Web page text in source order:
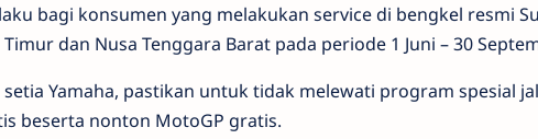
bagi konsumen yang melakukan service di bengkel resmi
dan Nusa Tenggara Barat pada periode 1 Juni – 30
setia Yamaha, pastikan untuk tidak melewati program spesial
beserta nonton MotoGP gratis.